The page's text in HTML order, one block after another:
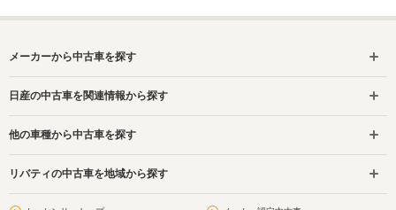
メーカーから中古車を探す
日産の中古車を関連情報から探す
他の車種から中古車を探す
リバティの中古車を地域から探す